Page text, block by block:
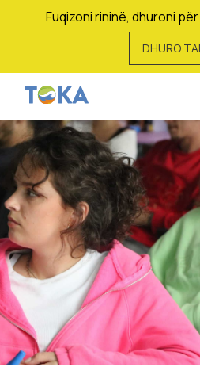
Fuqizoni rininë, dhuroni
DHURO